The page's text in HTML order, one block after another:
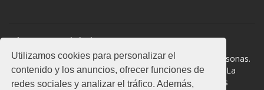
Utilizamos cookies para personalizar el
contenido y los anuncios, ofrecer funciones de
redes sociales y analizar el tráfico. Además,
Normas del chat
#Santa Rosa es una sala donde participan cientos de personas.
Mantén la educación y compórtate como en la vida real. La
privacidad de los usuarios es muy importante, no facilites